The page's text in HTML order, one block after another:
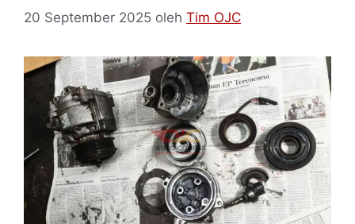
20 September 2025 oleh Tim OJC